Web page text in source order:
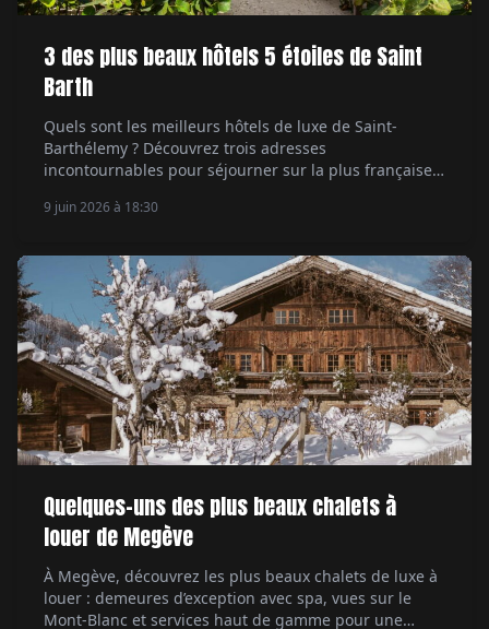
3 des plus beaux hôtels 5 étoiles de Saint
Barth
Quels sont les meilleurs hôtels de luxe de Saint-
Barthélemy ? Découvrez trois adresses
incontournables pour séjourner sur la plus française
9 juin 2026 à 18:30
Quelques-uns des plus beaux chalets à
louer de Megève
À Megève, découvrez les plus beaux chalets de luxe à
louer : demeures d’exception avec spa, vues sur le
Mont-Blanc et services haut de gamme pour une